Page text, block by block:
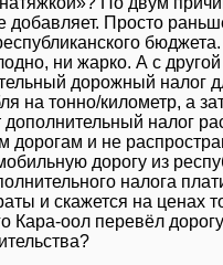
добавляет. Просто
ни жарко. А с
дорожный налог
на тонно/километр, а
дополнительный налог
и не
дорогу из
налога
и скажется на ценах
Кара-оол перевёл